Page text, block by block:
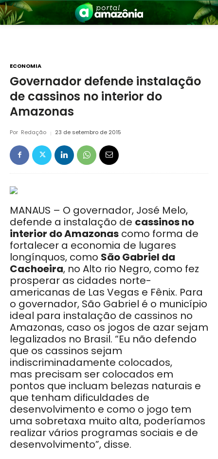
ECONOMIA
Governador defende instalação
de cassinos no interior do
Amazonas
Por Redação 23 de setembro de 2015
MANAUS – O governador, José Melo,
defende a instalação de cassinos no
interior do Amazonas como forma de
fortalecer a economia de lugares
longínquos, como São Gabriel da
Cachoeira, no Alto rio Negro, como fez
prosperar as cidades norte-
americanas de Las Vegas e Fênix. Para
o governador, São Gabriel é o município
ideal para instalação de cassinos no
Amazonas, caso os jogos de azar sejam
legalizados no Brasil. “Eu não defendo
que os cassinos sejam
indiscriminadamente colocados,
mas precisam ser colocados em
pontos que incluam belezas naturais e
que tenham dificuldades de
desenvolvimento e como o jogo tem
uma sobretaxa muito alta, poderíamos
realizar vários programas sociais e de
desenvolvimento”, disse.